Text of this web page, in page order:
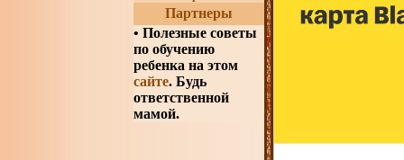
Партнеры
• Полезные советы
по обучению
ребенка на этом
сайте. Будь
ответственной
мамой.